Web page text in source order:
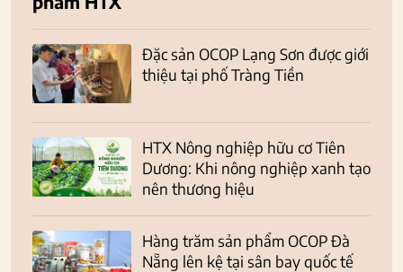
Đặc sản OCOP Lạng Sơn được giới
thiệu tại phố Tràng Tiền
HTX Nông nghiệp hữu cơ Tiên
Dương: Khi nông nghiệp xanh tạo
nên thương hiệu
Hàng trăm sản phẩm OCOP Đà
Nẵng lên kệ tại sân bay quốc tế